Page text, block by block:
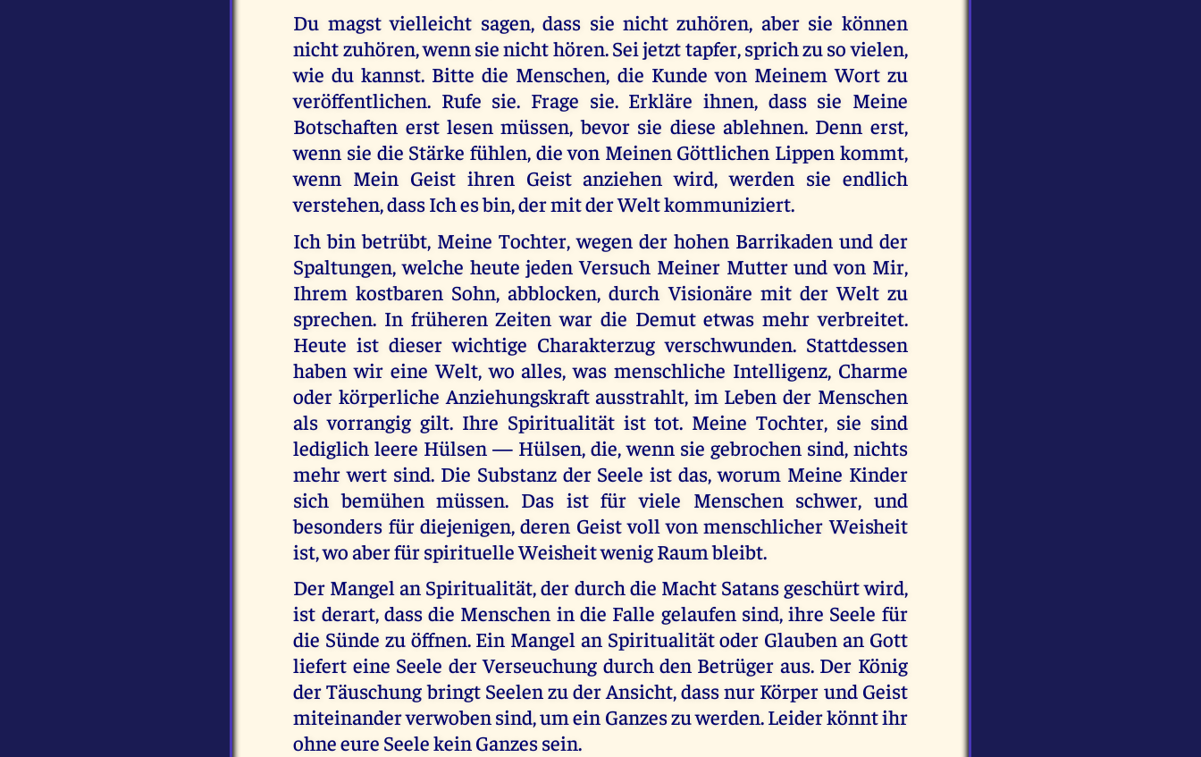
Du magst vielleicht sagen, dass sie nicht zuhören, aber sie können
nicht zuhören, wenn sie nicht hören. Sei jetzt tapfer, sprich zu so vielen,
wie du kannst. Bitte die Menschen, die Kunde von Meinem Wort zu
veröffentlichen. Rufe sie. Frage sie. Erkläre ihnen, dass sie Meine
Botschaften erst lesen müssen, bevor sie diese ablehnen. Denn erst,
wenn sie die Stärke fühlen, die von Meinen Göttlichen Lippen kommt,
wenn Mein Geist ihren Geist anziehen wird, werden sie endlich
verstehen, dass Ich es bin, der mit der Welt kommuniziert.
Ich bin betrübt, Meine Tochter, wegen der hohen Barrikaden und der
Spaltungen, welche heute jeden Versuch Meiner Mutter und von Mir,
Ihrem kostbaren Sohn, abblocken, durch Visionäre mit der Welt zu
sprechen. In früheren Zeiten war die Demut etwas mehr verbreitet.
Heute ist dieser wichtige Charakterzug verschwunden. Stattdessen
haben wir eine Welt, wo alles, was menschliche Intelligenz, Charme
oder körperliche Anziehungskraft ausstrahlt, im Leben der Menschen
als vorrangig gilt. Ihre Spiritualität ist tot. Meine Tochter, sie sind
lediglich leere Hülsen — Hülsen, die, wenn sie gebrochen sind, nichts
mehr wert sind. Die Substanz der Seele ist das, worum Meine Kinder
sich bemühen müssen. Das ist für viele Menschen schwer, und
besonders für diejenigen, deren Geist voll von menschlicher Weisheit
ist, wo aber für spirituelle Weisheit wenig Raum bleibt.
Der Mangel an Spiritualität, der durch die Macht Satans geschürt wird,
ist derart, dass die Menschen in die Falle gelaufen sind, ihre Seele für
die Sünde zu öffnen. Ein Mangel an Spiritualität oder Glauben an Gott
liefert eine Seele der Verseuchung durch den Betrüger aus. Der König
der Täuschung bringt Seelen zu der Ansicht, dass nur Körper und Geist
miteinander verwoben sind, um ein Ganzes zu werden. Leider könnt ihr
ohne eure Seele kein Ganzes sein.